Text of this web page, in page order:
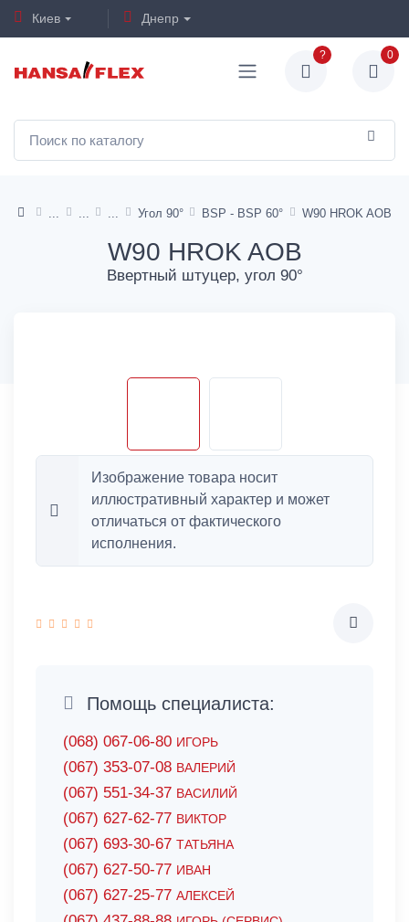
Киев Днепр
? 0
Угол 90° BSP - BSP 60° W90 HROK AOB
W90 HROK AOB
Ввертный штуцер, угол 90°
Изображение товара носит
иллюстративный характер и может
отличаться от фактического
исполнения.
Помощь специалиста:
(068) 067-06-80 ИГОРЬ
(067) 353-07-08 ВАЛЕРИЙ
(067) 551-34-37 ВАСИЛИЙ
(067) 627-62-77 ВИКТОР
(067) 693-30-67 ТАТЬЯНА
(067) 627-50-77 ИВАН
(067) 627-25-77 АЛЕКСЕЙ